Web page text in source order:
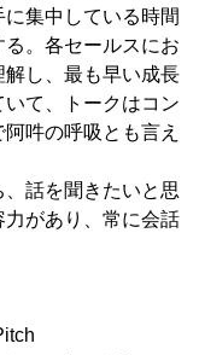
集中している時間
。各セールスにお
し、最も早い成長
て、トークはコン
吽の呼吸とも言え
話を聞きたいと思
があり、常に会話